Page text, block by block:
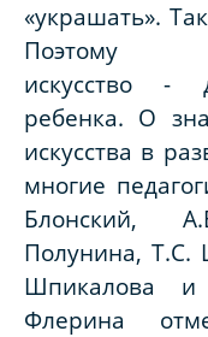
«украшать».
Поэтому
искусство -
ребенка. О
искусства в
многие
Блонский,
Полунина, Т.С.
Шпикалова
Флерина